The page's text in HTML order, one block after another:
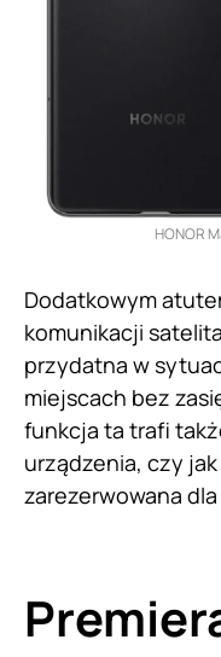
HONOR
Dodatkowym
komunikacji
przydatna w
miejscach bez
funkcja ta trafi
urządzenia, czy
zarezerwowana